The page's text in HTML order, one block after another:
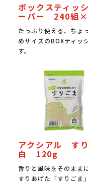
ボックスティッ
ーパー 240組
たっぷり使える、ちょ
めサイズのBOXティッ
す。
アクシアル す
白 120g
香りと風味をそのまま
すりあげた「すりごま